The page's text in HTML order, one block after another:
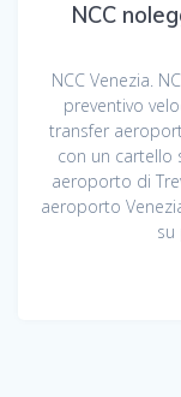
NCC
NCC Venezia.
preventivo
transfer
con un cartello
aeroporto di
aeroporto
su